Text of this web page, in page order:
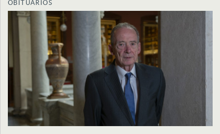
OBITUARIOS